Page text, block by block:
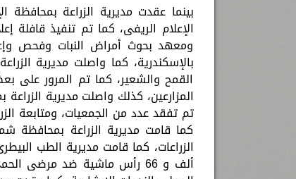
بينما عقدت مديرية الزراعة
الإعلام الريفى، كما تم تنفيذ قافلة
ومعهد بحوث أمراض النبات وفحص
بالإسكندرية، كما واصلت مديرية
القمح والشعير، كما تم المرور على
المزارعين، كذلك واصلت مديرية
تم تفقد عدد من الجمعيات، ومتابعة
كما قامت مديرية الزراعة بمحافظة
ألف و 66 رأس ماشية ضد مرضى